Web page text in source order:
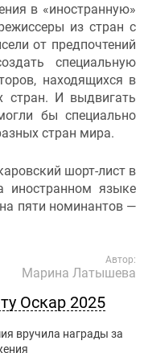
в «иностранную»
из стран с
от предпочтений
специальную
находящихся в
стран. И выдвигать
бы специально
стран мира.
шорт-лист в
языке
пяти номинантов —
Автор:
Марина Латышева
Оскар 2025
вручила награды за